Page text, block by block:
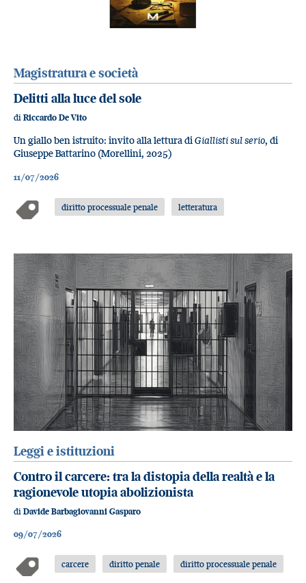
Magistratura e società
Delitti alla luce del sole
di Riccardo De Vito
Un giallo ben istruito: invito alla lettura diGiallisti sul serio, di
Giuseppe Battarino (Morellini, 2025)
11/07/2026
diritto processuale penale letteratura
Leggi e istituzioni
Contro il carcere: tra la distopia della realtà e la
ragionevole utopia abolizionista
di Davide Barbagiovanni Gasparo
09/07/2026
carcere diritto penale diritto processuale penale